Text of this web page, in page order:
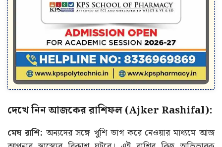
দেখে নিন আজকের রাশিফল (Ajker Rashifal):
মেষ রাশি: অন্যদের সঙ্গে খুশি ভাগ করে নেওয়ার মাধ্যমে আজ